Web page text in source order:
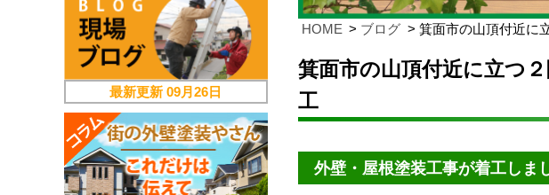
HOME ブログ 箕面市の山頂付近に
箕面市の山頂付近に立つ
工
外壁・屋根塗装工事が着工しま
最新更新09月26日